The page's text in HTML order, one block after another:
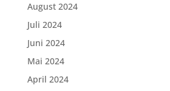
August 2024
Juli 2024
Juni 2024
Mai 2024
April 2024